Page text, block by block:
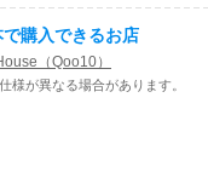
で購入できるお店
（Qoo10）
様が異なる場合があります。